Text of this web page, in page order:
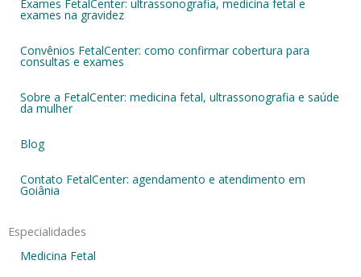
Exames FetalCenter: ultrassonografia, medicina fetal e
exames na gravidez
Convênios FetalCenter: como confirmar cobertura para
consultas e exames
Sobre a FetalCenter: medicina fetal, ultrassonografia e saúde
da mulher
Blog
Contato FetalCenter: agendamento e atendimento em
Goiânia
Especialidades
Medicina Fetal